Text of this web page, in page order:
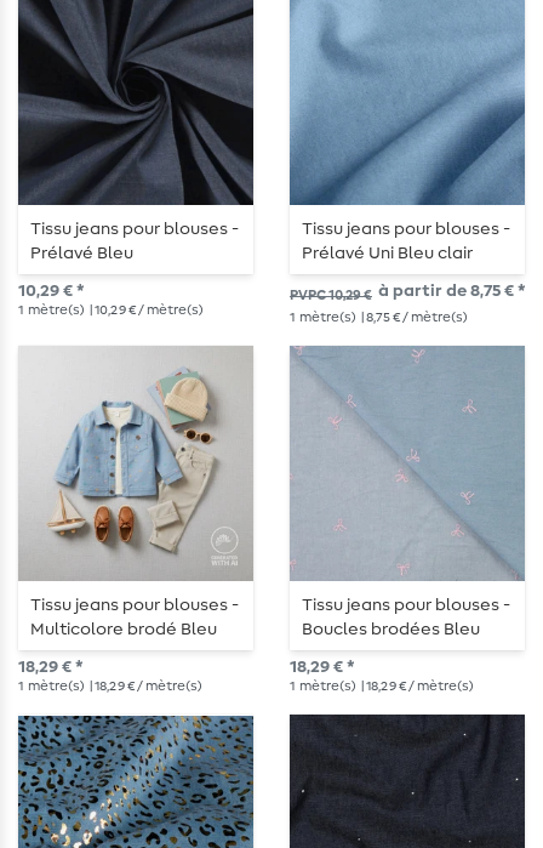
Tissu jeans pour blouses -
Prélavé Bleu
10,29 € *
1 mètre(s) | 10,29 € / mètre(s)
Tissu jeans pour blouses -
Prélavé Uni Bleu clair
PVPC 10,29 € à partir de 8,75 € *
1 mètre(s) | 8,75 € / mètre(s)
Tissu jeans pour blouses -
Multicolore brodé Bleu
clair
18,29 € *
1 mètre(s) | 18,29 € / mètre(s)
Tissu jeans pour blouses -
Boucles brodées Bleu
clair
18,29 € *
1 mètre(s) | 18,29 € / mètre(s)